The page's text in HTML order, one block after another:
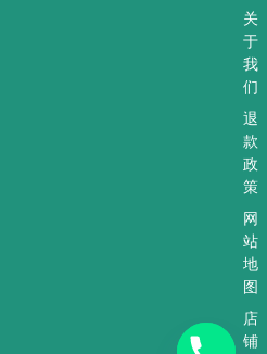
关
于
我
们
退
款
政
策
网
站
地
图
店
铺